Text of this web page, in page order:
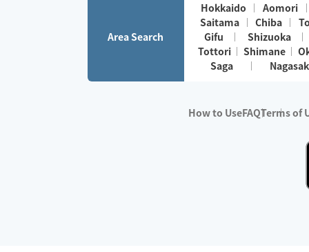
Area Search
Hokkaido
Aomori
Saitama
Chiba
Gifu
Shizuoka
Tottori
Shimane
Saga
How to UseFAQTerms of